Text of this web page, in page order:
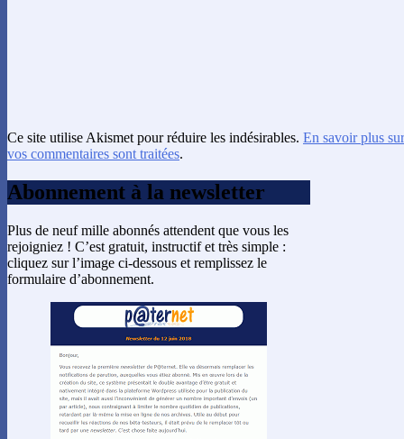
Ce site utilise Akismet pour réduire les indésirables. En savoir plus
vos commentaires sont traitées.
Abonnement à la newsletter
Plus de neuf mille abonnés attendent que vous les
rejoigniez ! C’est gratuit, instructif et très simple :
cliquez sur l’image ci-dessous et remplissez le
formulaire d’abonnement.